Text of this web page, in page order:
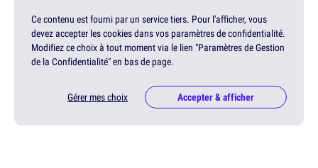
Ce contenu est fourni par un service tiers. Pour l'afficher, vous
devez accepter les cookies dans vos paramètres de confidentialité.
Modifiez ce choix à tout moment via le lien "Paramètres de Gestion
de la Confidentialité" en bas de page.
Gérer mes choix Accepter & afficher